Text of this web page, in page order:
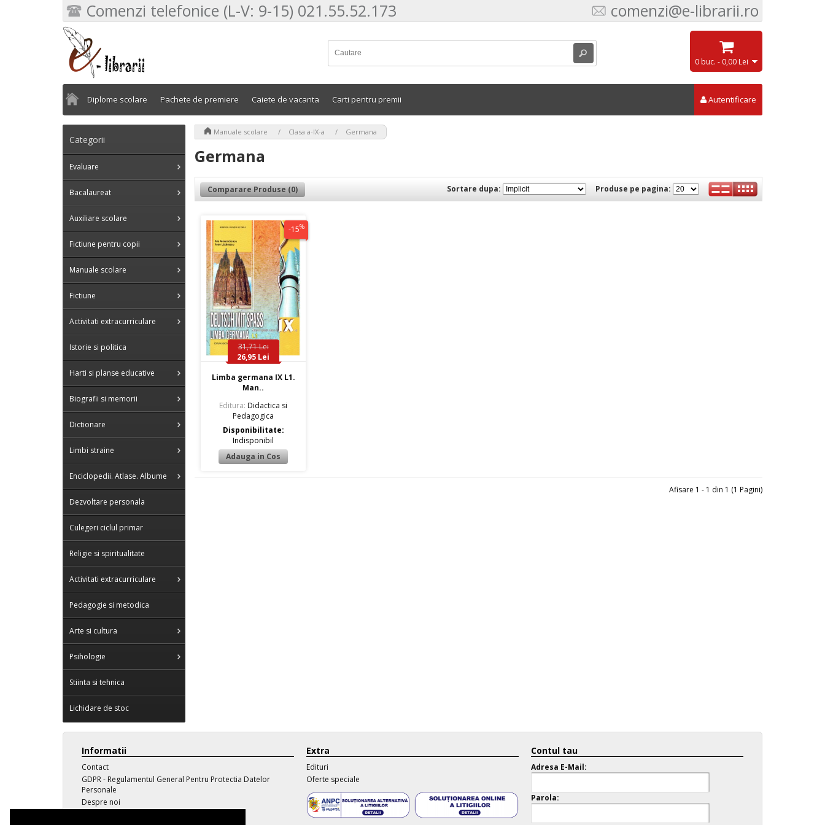
Comenzi telefonice (L-V: 9-15) 021.55.52.173 comenzi@e-librarii.ro
0 buc. - 0,00 Lei
Diplome scolare Pachete de premiere Caiete de vacanta Carti pentru premii Autentificare
Categorii
Evaluare
Bacalaureat
Auxiliare scolare
Fictiune pentru copii
Manuale scolare
Fictiune
Activitati extracurriculare
Istorie si politica
Harti si planse educative
Biografii si memorii
Dictionare
Limbi straine
Enciclopedii. Atlase. Albume
Dezvoltare personala
Culegeri ciclul primar
Religie si spiritualitate
Activitati extracurriculare
Pedagogie si metodica
Arte si cultura
Psihologie
Stiinta si tehnica
Lichidare de stoc
Manuale scolare Clasa a-IX-a Germana
Germana
Comparare Produse (0) Produse pe pagina:
Sortare dupa:
-15%
31,71 Lei
26,95 Lei
Limba germana IX L1.
Man..
Editura: Didactica si
Pedagogica
Disponibilitate:
Indisponibil
Afisare 1 - 1 din 1 (1 Pagini)
Informatii
Contact
GDPR - Regulamentul General Pentru Protectia Datelor
Personale
Despre noi
Extra
Edituri
Oferte speciale
Contul tau
Adresa E-Mail:
Parola: